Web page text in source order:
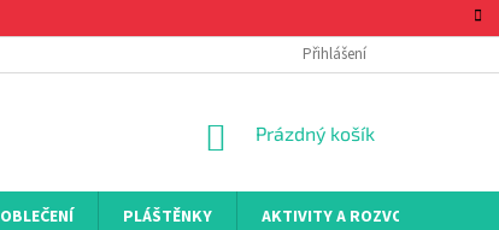
Přihlášení
NÁKUPNÍ
Prázdný košík
OBLEČENÍ PLÁŠTĚNKY AKTIVITY A ROZVOJ